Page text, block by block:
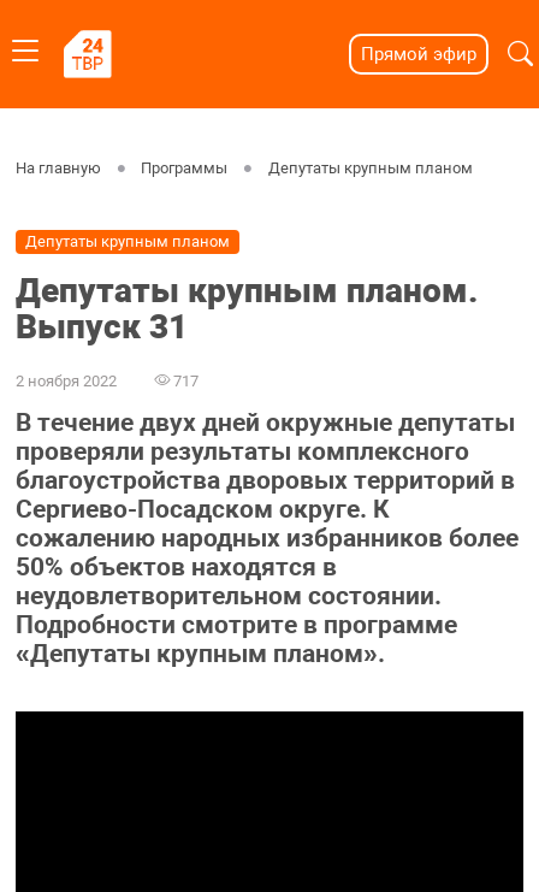
Прямой эфир
На главную Программы Депутаты крупным планом
Депутаты крупным планом
Депутаты крупным планом.
Выпуск 31
2 ноября 2022 717
В течение двух дней окружные депутаты
проверяли результаты комплексного
благоустройства дворовых территорий в
Сергиево-Посадском округе. К
сожалению народных избранников более
50% объектов находятся в
неудовлетворительном состоянии.
Подробности смотрите в программе
«Депутаты крупным планом».